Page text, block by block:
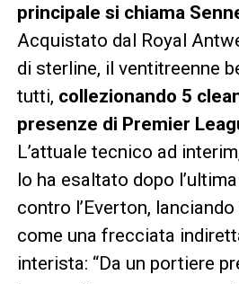
principale si chiama
Acquistato dal Royal
di sterline, il ventitreenne
tutti, collezionando 5
presenze di Premier
L’attuale tecnico ad
lo ha esaltato dopo
contro l’Everton,
come una frecciata
interista: “Da un portiere